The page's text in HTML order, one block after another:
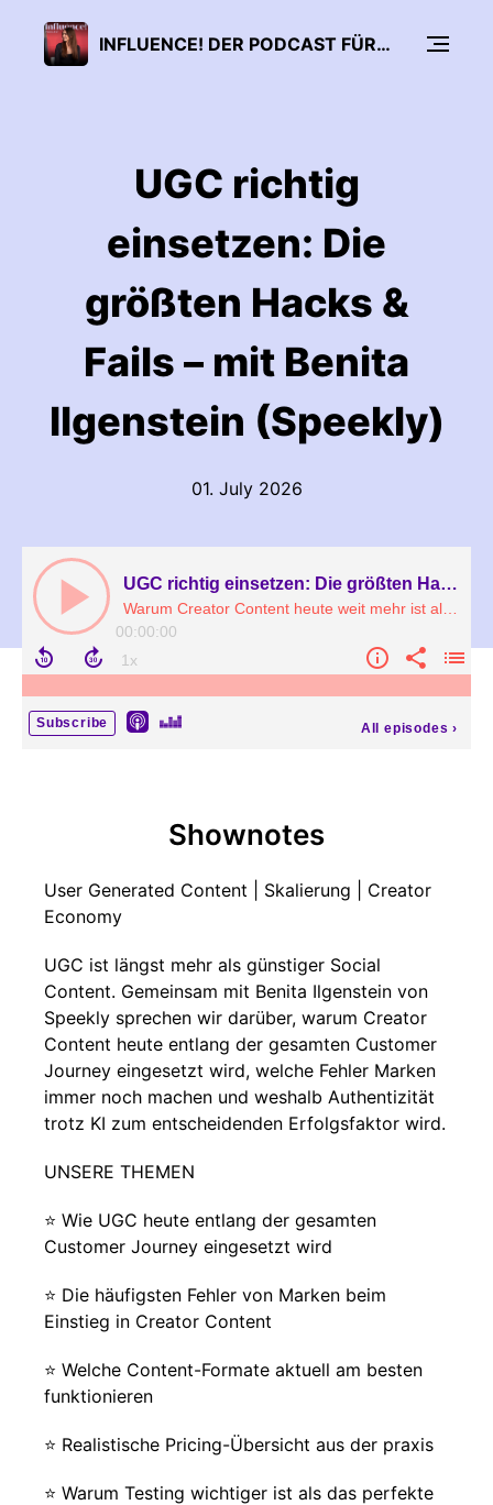
INFLUENCE! DER PODCAST FÜR INFLUENCER MARKETING
UGC richtig
einsetzen: Die
größten Hacks &
Fails – mit Benita
Ilgenstein (Speekly)
01. July 2026
UGC richtig einsetzen: Die größten Hacks & Fails – mit Benita Ilgenstein (Speekly)
00:00:00
Subscribe All episodes ›
Shownotes
User Generated Content | Skalierung | Creator
Economy
UGC ist längst mehr als günstiger Social
Content. Gemeinsam mit Benita Ilgenstein von
Speekly sprechen wir darüber, warum Creator
Content heute entlang der gesamten Customer
Journey eingesetzt wird, welche Fehler Marken
immer noch machen und weshalb Authentizität
trotz KI zum entscheidenden Erfolgsfaktor wird.
UNSERE THEMEN
⭐️ Wie UGC heute entlang der gesamten
Customer Journey eingesetzt wird
⭐️ Die häufigsten Fehler von Marken beim
Einstieg in Creator Content
⭐️ Welche Content-Formate aktuell am besten
funktionieren
⭐️ Realistische Pricing-Übersicht aus der praxis
⭐️ Warum Testing wichtiger ist als das perfekte